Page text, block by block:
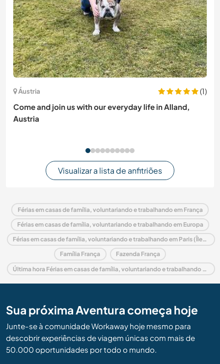
Áustria
(1)
Come and join us with our everyday life in Alland,
Austria
Visualizar a lista de anfitriões
Férias em casas de família, voluntariando e trabalhando em França
Férias em casas de família, voluntariando e trabalhando em Europa
Férias em casas de família, voluntariando e trabalhando em Paris (Île-de-France)
Família França Fazenda França
Última hora Férias em casas de família, voluntariando e trabalhando em França
Sua próxima Aventura começa hoje
Junte-se à comunidade Workaway hoje mesmo para
descobrir experiências de viagem únicas com mais de
50.000 oportunidades por todo o mundo.